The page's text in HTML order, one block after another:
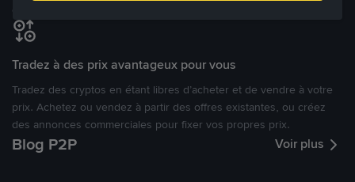
Tradez à des prix avantageux pour vous
Tradez des cryptos en étant libres d’acheter et de vendre à votre
prix. Achetez ou vendez à partir des offres existantes, ou créez
des annonces commerciales pour fixer vos propres prix.
Blog P2P Voir plus